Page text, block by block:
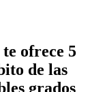
ofrece 5
de las
grados